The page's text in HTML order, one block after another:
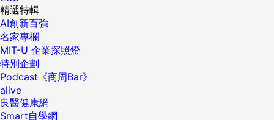
精選特輯
AI創新百強
名家專欄
MIT-U 企業探照燈
特別企劃
Podcast《商周Bar》
alive
良醫健康網
Smart自學網